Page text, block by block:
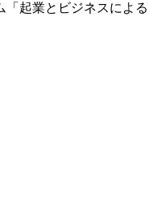
「起業とビジネスによる